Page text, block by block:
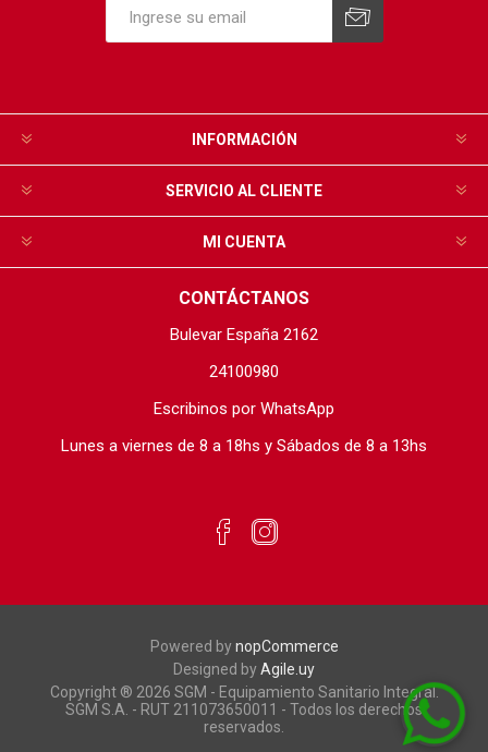
INFORMACIÓN
SERVICIO AL CLIENTE
MI CUENTA
CONTÁCTANOS
Bulevar España 2162
24100980
Escribinos por WhatsApp
Lunes a viernes de 8 a 18hs y Sábados de 8 a 13hs
Powered bynopCommerce
Designed byAgile.uy
Copyright ® 2026 SGM - Equipamiento Sanitario Integral.
SGM S.A. - RUT 211073650011 - Todos los derechos
reservados.